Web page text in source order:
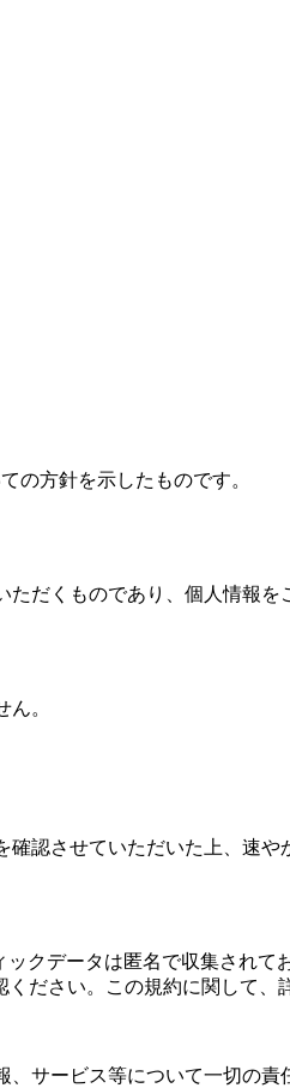
の方針を示したものです。
だくものであり、個人情報
。
認させていただいた上、速や
クデータは匿名で収集され
ださい。この規約に関して、
サービス等について一切の責